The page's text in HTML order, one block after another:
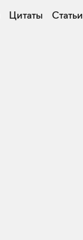
Цитаты Статьи